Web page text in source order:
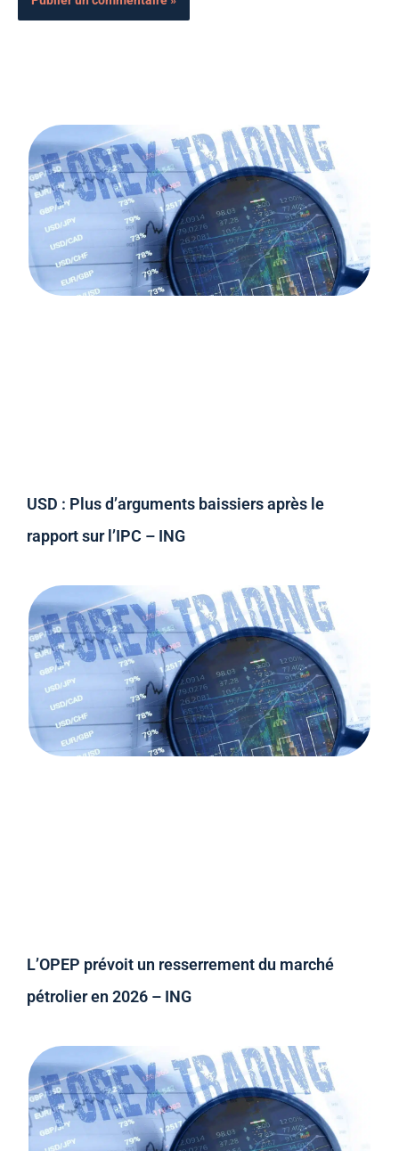
USD : Plus d’arguments baissiers après le
rapport sur l’IPC – ING
L’OPEP prévoit un resserrement du marché
pétrolier en 2026 – ING